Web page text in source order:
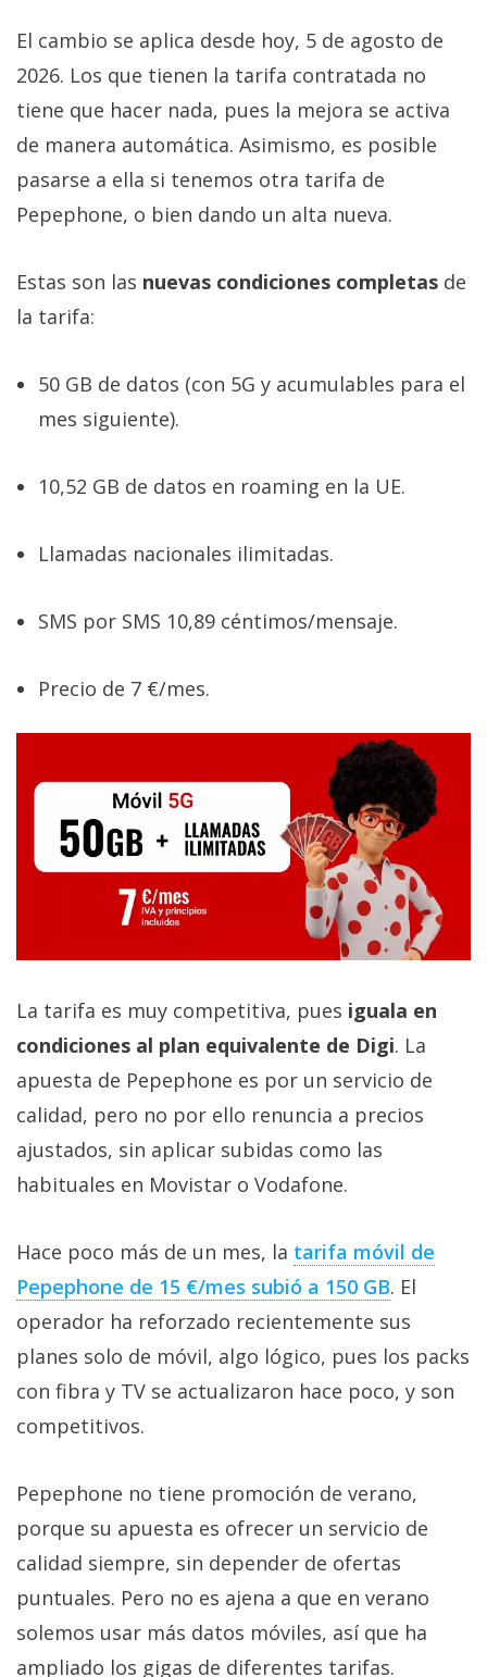
El cambio se aplica desde hoy, 5 de agosto de
2026. Los que tienen la tarifa contratada no
tiene que hacer nada, pues la mejora se activa
de manera automática. Asimismo, es posible
pasarse a ella si tenemos otra tarifa de
Pepephone, o bien dando un alta nueva.
Estas son las nuevas condiciones completas de
la tarifa:
50 GB de datos (con 5G y acumulables para el
mes siguiente).
10,52 GB de datos en roaming en la UE.
Llamadas nacionales ilimitadas.
SMS por SMS 10,89 céntimos/mensaje.
Precio de 7 €/mes.
La tarifa es muy competitiva, pues iguala en
condiciones al plan equivalente de Digi. La
apuesta de Pepephone es por un servicio de
calidad, pero no por ello renuncia a precios
ajustados, sin aplicar subidas como las
habituales en Movistar o Vodafone.
Hace poco más de un mes, la tarifa móvil de
Pepephone de 15 €/mes subió a 150 GB‎. El
operador ha reforzado recientemente sus
planes solo de móvil, algo lógico, pues los packs
con fibra y TV se actualizaron hace poco, y son
competitivos.
Pepephone no tiene promoción de verano,
porque su apuesta es ofrecer un servicio de
calidad siempre, sin depender de ofertas
puntuales. Pero no es ajena a que en verano
solemos usar más datos móviles, así que ha
ampliado los gigas de diferentes tarifas.